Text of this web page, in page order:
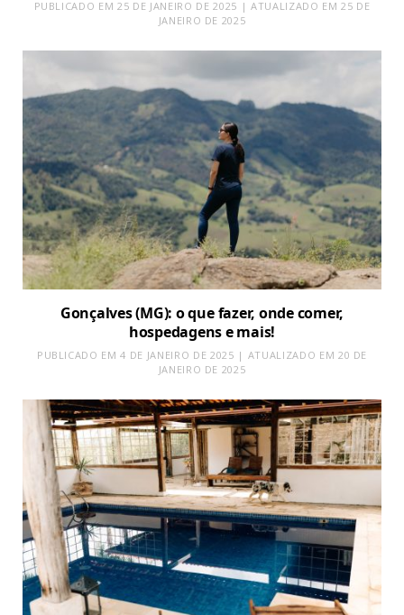
PUBLICADO EM 25 DE JANEIRO DE 2025 | ATUALIZADO EM 25 DE
JANEIRO DE 2025
Gonçalves (MG): o que fazer, onde comer,
hospedagens e mais!
PUBLICADO EM 4 DE JANEIRO DE 2025 | ATUALIZADO EM 20 DE
JANEIRO DE 2025